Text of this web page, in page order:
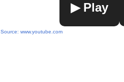
▶ Play
Source: www.youtube.com